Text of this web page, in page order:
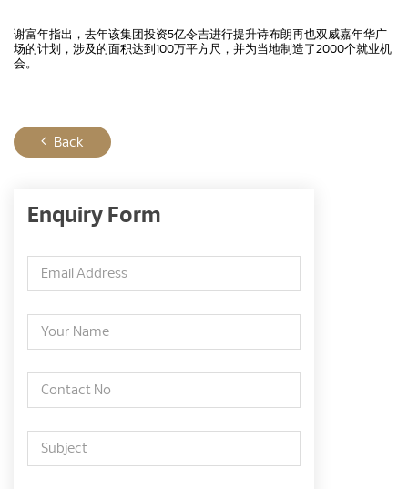
谢富年指出，去年该集团投资5亿令吉进行提升诗布朗再也双威嘉年华广
场的计划，涉及的面积达到100万平方尺，并为当地制造了2000个就业机
会。
Back
Enquiry Form